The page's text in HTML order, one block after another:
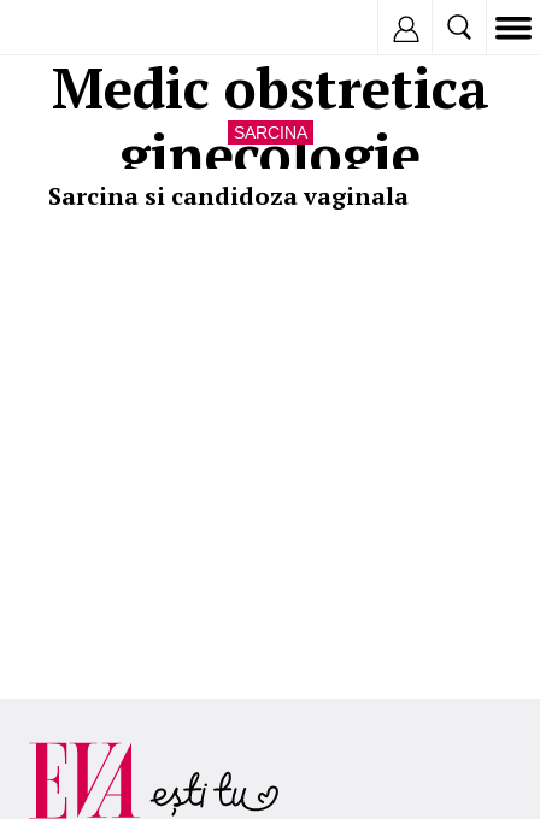
Medic obstretica
ginecologie
SARCINA
Sarcina si candidoza vaginala